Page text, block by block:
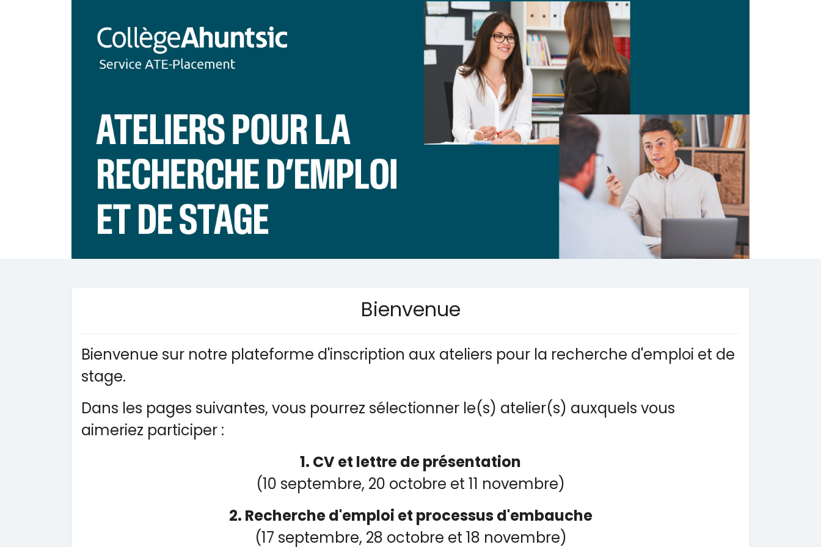
Bienvenue
Bienvenue sur notre plateforme d'inscription aux ateliers pour la recherche d'emploi et de
stage.
Dans les pages suivantes, vous pourrez sélectionner le(s) atelier(s) auxquels vous
aimeriez participer :
1. CV et lettre de présentation
(10 septembre, 20 octobre et 11 novembre)
2. Recherche d'emploi et processus d'embauche
(17 septembre, 28 octobre et 18 novembre)